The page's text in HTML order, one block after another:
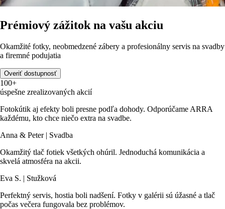
Prémiový zážitok na vašu akciu
Okamžité fotky, neobmedzené zábery a profesionálny servis na svadby
a firemné podujatia
Overiť dostupnosť
100+
úspešne zrealizovaných akcií
Fotokútik aj efekty boli presne podľa dohody. Odporúčame ARRA
každému, kto chce niečo extra na svadbe.
Anna & Peter | Svadba
Okamžitý tlač fotiek všetkých ohúril. Jednoduchá komunikácia a
skvelá atmosféra na akcii.
Eva S. | Stužková
Perfektný servis, hostia boli nadšení. Fotky v galérii sú úžasné a tlač
počas večera fungovala bez problémov.